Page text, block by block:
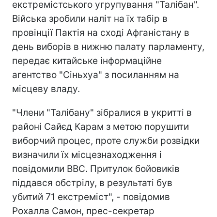
екстремістського угрупування "Талібан".
Війська зробили наліт на їх табір в
провінції Пактія на сході Афганістану в
день виборів в нижню палату парламенту,
передає китайське інформаційне
агентство "Сіньхуа" з посиланням на
місцеву владу.
"Члени "Талібану" зібралися в укритті в
районі Сайєд Карам з метою порушити
виборчий процес, проте служби розвідки
визначили їх місцезнаходження і
повідомили ВВС. Притулок бойовиків
піддався обстрілу, в результаті був
убитий 71 екстреміст", - повідомив
Рохалла Самон, прес-секретар